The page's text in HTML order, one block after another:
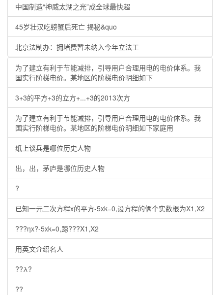
中国制造“神威太湖之光”成全球最快超
45岁壮汉吃螃蟹后死亡 揭秘&quo
北京法制办：拥堵费暂未纳入今年立法工
为了建立有利于节能减排，引导用户合理用电的电价体系。我
国实行阶梯电价。某地区的阶梯电价明细如下
3+3的平方+3的立方+...+3的2013次方
为了建立有利于节能减排，引导用户合理用电的电价体系。我
国实行阶梯电价。某地区的阶梯电价明细如下家庭用
纸上谈兵是哪位历史人物
出，出，茅庐是哪位历史人物
?
已知一元二次方程x的平方-5xk=0,设方程的俩个实数根为X1,X2
???ηx?-5xk=0,跽???X1,X2
用英文介绍名人
??λ?
??